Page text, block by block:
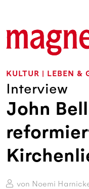
KULTUR | LEBEN &
Interview
John
von Noemi